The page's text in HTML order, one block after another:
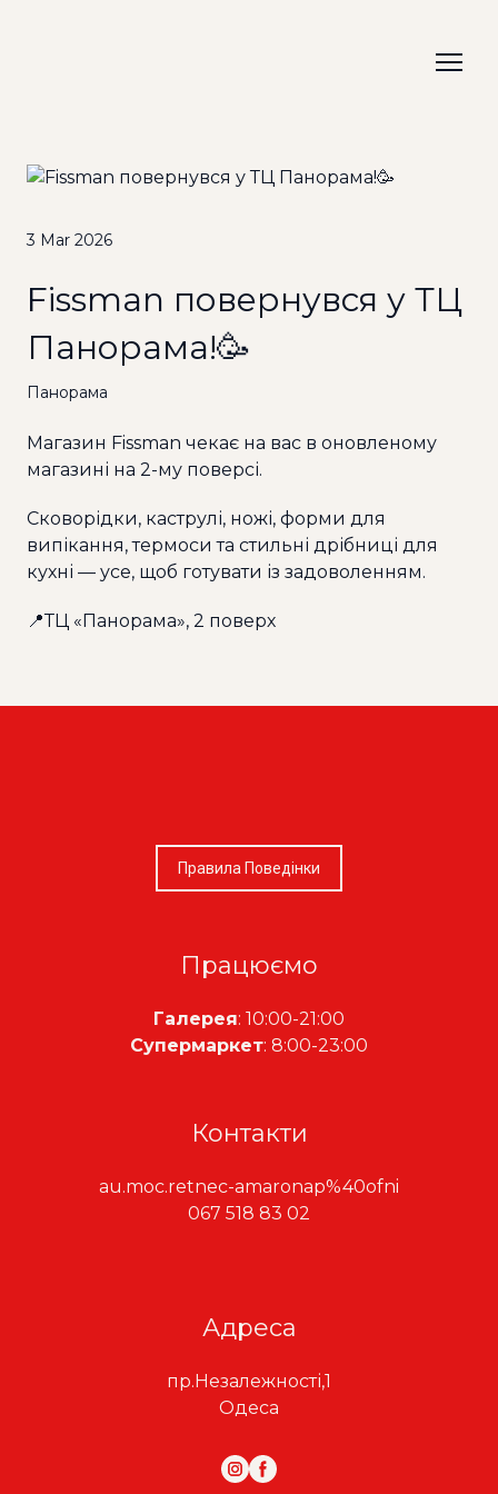
3 Mar 2026
Fissman повернувся у ТЦ
Панорама!🥳
Панорама
Магазин Fissman чекає на вас в оновленому
магазині на 2-му поверсі.
Сковорідки, каструлі, ножі, форми для
випікання, термоси та стильні дрібниці для
кухні — усе, щоб готувати із задоволенням.
📍ТЦ «Панорама», 2 поверх
Правила Поведінки
Працюємо
Галерея: 10:00-21:00
Супермаркет: 8:00-23:00
Контакти
au.moc.retnec-amaronap%40ofni
067 518 83 02
Адреса
пр.Незалежності,1
Одеса